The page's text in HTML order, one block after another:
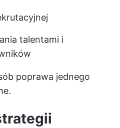
talentami i
poprawa jednego